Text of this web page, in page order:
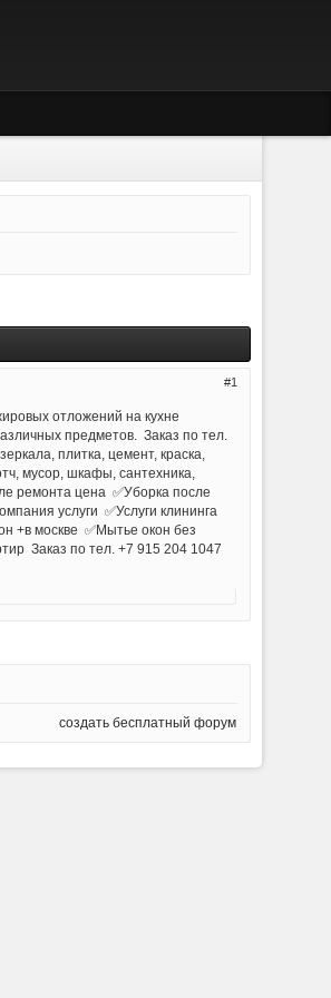
1
отложений на кухне
предметов. Заказ по тел.
плитка, цемент, краска,
мусор, шкафы, сантехника,
ремонта цена ✅Уборка после
услуги ✅Услуги клининга
+в москве ✅Мытье окон без
Заказ по тел. +7 915 204 1047
создать бесплатный форум